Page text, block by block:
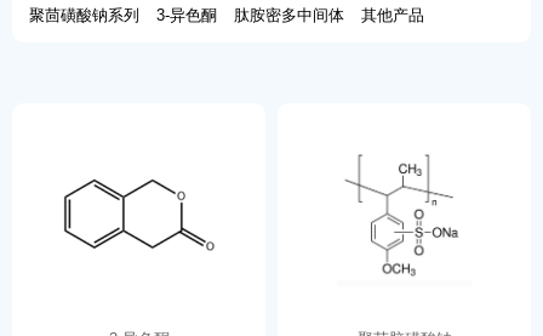
聚茴磺酸钠系列
3-异色酮 肽胺密多中间体 其他产品